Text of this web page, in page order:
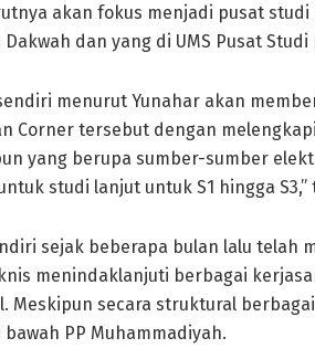
akan fokus menjadi pusat studi
dan yang di UMS Pusat
menurut Yunahar akan
Corner tersebut dengan
yang berupa sumber-sumber
studi lanjut untuk S1 hingga
sejak beberapa bulan lalu telah
menindaklanjuti berbagai
Meskipun secara struktural
PP Muhammadiyah.